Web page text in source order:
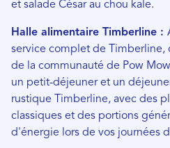
et salade César au chou kale.
Halle alimentaire Timberline :
service complet de Timberline,
de la communauté de Pow
un petit-déjeuner et un
rustique Timberline, avec des
classiques et des portions
d'énergie lors de vos journées